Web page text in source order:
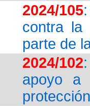
2024/105
contra la
parte de
2024/102
apoyo a